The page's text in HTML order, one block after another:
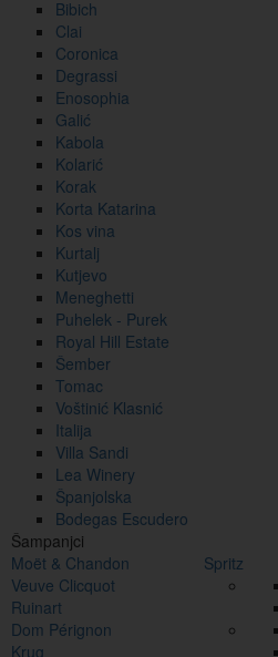
Bibich
Clai
Coronica
Degrassi
Enosophia
Galić
Kabola
Kolarić
Korak
Korta Katarina
Kos vina
Kurtalj
Kutjevo
Meneghetti
Puhelek - Purek
Royal Hill Estate
Šember
Tomac
Voštinić Klasnić
Italija
Villa Sandi
Lea Winery
Španjolska
Bodegas Escudero
Šampanjci
Moët & Chandon
Veuve Clicquot
Ruinart
Dom Pérignon
Krug
Spritz